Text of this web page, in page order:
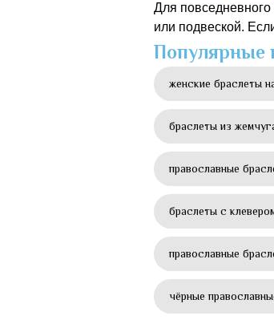
Для
или подвеской.
Популярные
женские браслеты
браслеты из
православные
браслеты с
православные
чёрные